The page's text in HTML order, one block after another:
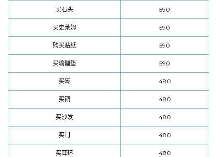
买石头 590
买史莱姆 590
购买贴纸 590
买瑜伽垫 590
买砖 480
买铜 480
买沙发 480
买门 480
买耳环 480